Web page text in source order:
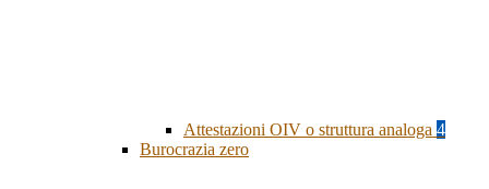
Attestazioni OIV o struttura analoga 4
Burocrazia zero